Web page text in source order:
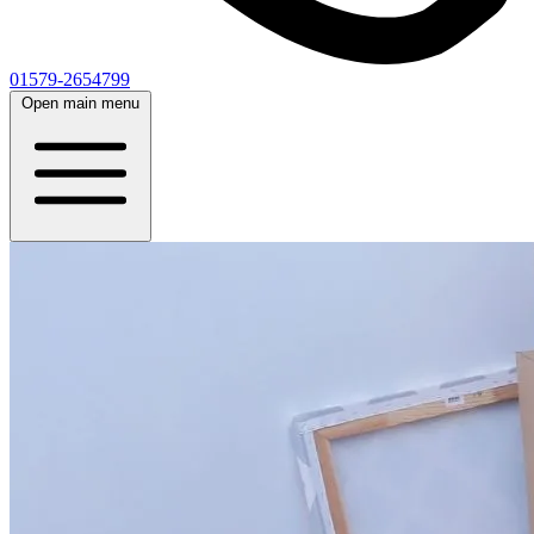
01579-2654799
Open main menu